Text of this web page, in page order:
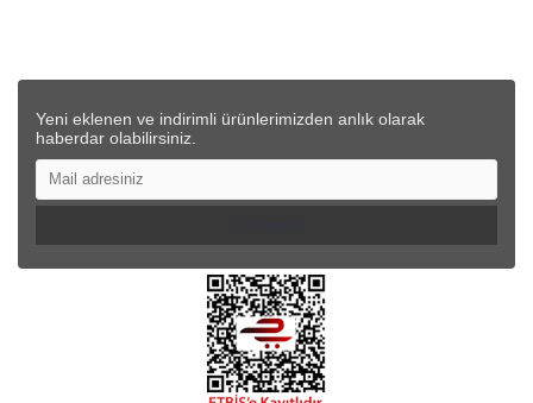
Yeni eklenen ve indirimli ürünlerimizden anlık olarak
haberdar olabilirsiniz.